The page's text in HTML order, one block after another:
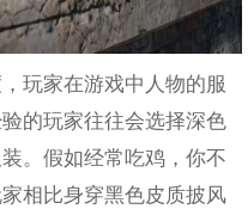
玩家在游戏中人物的服
的玩家往往会选择深色
。假如经常吃鸡，你不
相比身穿黑色皮质披风